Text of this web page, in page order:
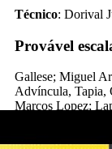
Técnico: Dorival
Provável
Gallese; Miguel
Advíncula, Tapia,
Marcos Lopez;